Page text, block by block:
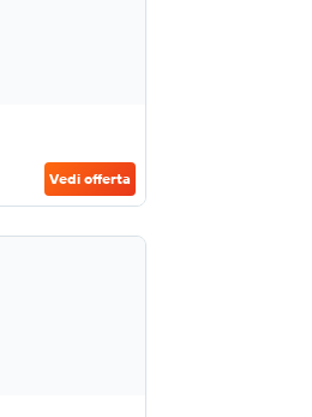
Vedi offerta